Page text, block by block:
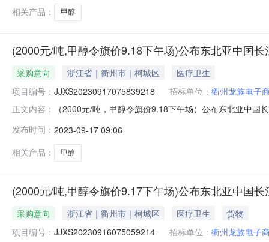
相关产品：
甲醇
(2000元/吨,甲醇令旗价9.18下午场)公布东北亚中国
采购意向 浙江省｜衢州市｜柯城区
医疗卫生
项目编号： JJXS20230917075839218 招标单位： 衢州龙族电子
正文内容：
（2000元/吨，甲醇令旗价9.18下午场）公布东北亚中
场）公布东北亚中国长江口“甲醇”中下游主体采购意向
发布时间： 2023-09-17 09:06
相关产品：
甲醇
(2000元/吨,甲醇令旗价9.17下午场)公布东北亚中国
采购意向 浙江省｜衢州市｜柯城区 医疗卫生
货物
项目编号： JJXS20230916075059214 招标单位： 衢州龙族电子